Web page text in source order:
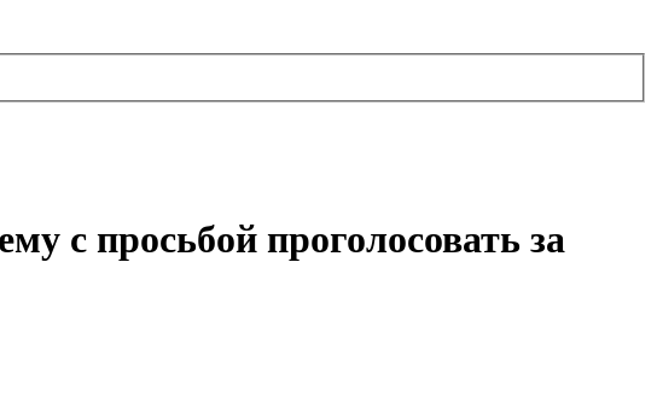
с просьбой проголосовать за